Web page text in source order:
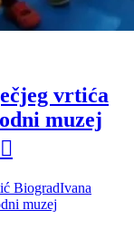
vrtića
muzej
BiogradIvana
muzej